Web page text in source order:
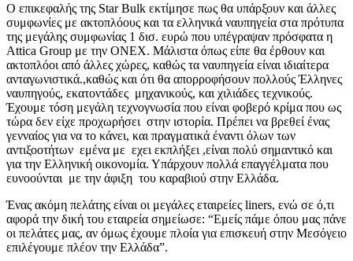
Ο επικεφαλής της Star Bulk εκτίμησε πως θα υπάρξουν και άλλες
συμφωνίες με ακτοπλόους και τα ελληνικά ναυπηγεία στα πρότυπα
της μεγάλης συμφωνίας 1 δισ. ευρώ που υπέγραψαν πρόσφατα η
Attica Group με την ΟΝΕΧ. Μάλιστα όπως είπε θα έρθουν και
ακτοπλόοι από άλλες χώρες, καθώς τα ναυπηγεία είναι ιδιαίτερα
ανταγωνιστικά.,καθώς και ότι θα απορροφήσουν πολλούς Έλληνες
ναυπηγούς, εκατοντάδες μηχανικούς, και χιλιάδες τεχνικούς.
Έχουμε τόση μεγάλη τεχνογνωσία που είναι φοβερό κρίμα που ως
τώρα δεν είχε προχωρήσει στην ιστορία. Πρέπει να βρεθεί ένας
γενναίος για να το κάνει, και πραγματικά έναντι όλων των
αντιξοοτήτων εμένα με εχει εκπλήξει ,είναι πολύ σημαντικό και
για την Ελληνική οικονομία. Υπάρχουν πολλά επαγγέλματα που
ευνοούνται με την άφιξη του καραβιού στην Ελλάδα.
Ένας ακόμη πελάτης είναι οι μεγάλες εταιρείες liners, ενώ σε ό,τι
αφορά την δική του εταιρεία σημείωσε: “Εμείς πάμε όπου μας πάνε
οι πελάτες μας, αν όμως έχουμε πλοία για επισκευή στην Μεσόγειο
επιλέγουμε πλέον την Ελλάδα”.